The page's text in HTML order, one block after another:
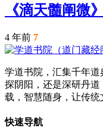
《滴天髓阐微
4 年前 7
学道书院，汇集千年
探阴阳，还是深研丹
载，智慧随身，让传统
快速导航